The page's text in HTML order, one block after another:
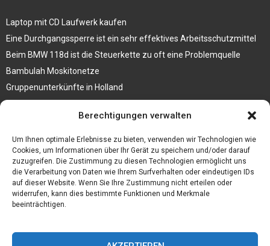
Berechtigungen verwalten
Um Ihnen optimale Erlebnisse zu bieten, verwenden wir Technologien wie
Cookies, um Informationen über Ihr Gerät zu speichern und/oder darauf
zuzugreifen. Die Zustimmung zu diesen Technologien ermöglicht uns
die Verarbeitung von Daten wie Ihrem Surfverhalten oder eindeutigen IDs
auf dieser Website. Wenn Sie Ihre Zustimmung nicht erteilen oder
widerrufen, kann dies bestimmte Funktionen und Merkmale
beeinträchtigen.
Laptop mit CD Laufwerk kaufen
Eine Durchgangssperre ist ein sehr effektives Arbeitsschutzmittel
Beim BMW 118d ist die Steuerkette zu oft eine Problemquelle
Bambulah Moskitonetze
Gruppenunterkünfte in Holland
Jutebeutel kaufen und ihre Strapazierfähigkeit nutzen
Personalhandbuch
10 Tipps um einen guten Eindruck zu machen
Sahnemaschine